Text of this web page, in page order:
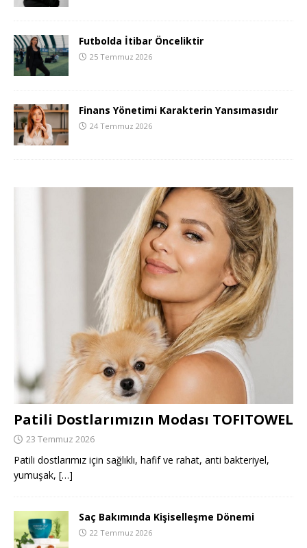
Futbolda İtibar Önceliktir
25 Temmuz 2026
Finans Yönetimi Karakterin Yansımasıdır
24 Temmuz 2026
Patili Dostlarımızın Modası TOFITOWEL
23 Temmuz 2026
Patili dostlarımız için sağlıklı, hafif ve rahat, anti bakteriyel,
yumuşak, […]
Saç Bakımında Kişiselleşme Dönemi
22 Temmuz 2026